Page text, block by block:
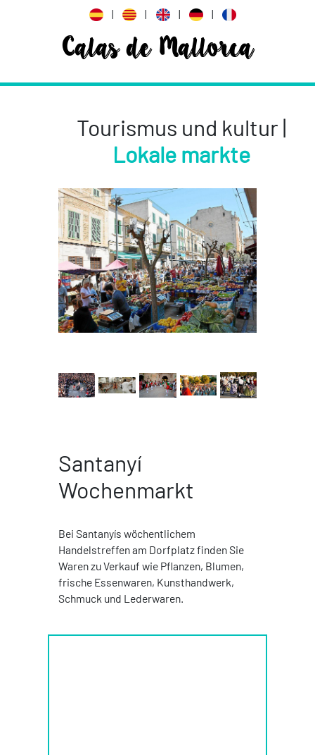
| | | |
Calas de Mallorca
Tourismus und kultur |
Lokale markte
Santanyí
Wochenmarkt
Bei Santanyís wöchentlichem
Handelstreffen am Dorfplatz finden Sie
Waren zu Verkauf wie Pflanzen, Blumen,
frische Essenwaren, Kunsthandwerk,
Schmuck und Lederwaren.